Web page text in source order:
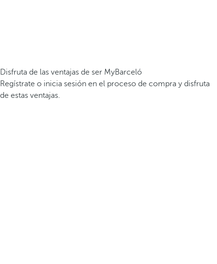
Disfruta de las ventajas de ser MyBarceló
Regístrate o inicia sesión en el proceso de compra y disfruta
de estas ventajas.